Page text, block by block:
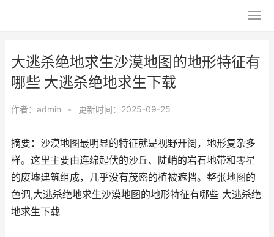
大逃杀绝地求生沙漠地图的地形特征有
哪些 大逃杀绝地求生下载
作者： admin • 更新时间：2025-09-25
摘要：沙漠地图最明显的特征就是视野开阔，地形复杂多
样。这里主要由连绵起伏的沙丘、陡峭的岩石地带和零星
的废墟建筑组成，几乎没有茂密的植被遮挡。整张地图的
色调,大逃杀绝地求生沙漠地图的地形特征有哪些 大逃杀绝
地求生下载